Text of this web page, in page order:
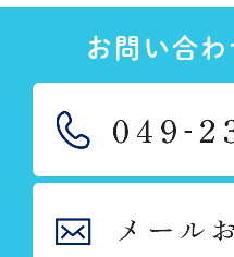
お問い合